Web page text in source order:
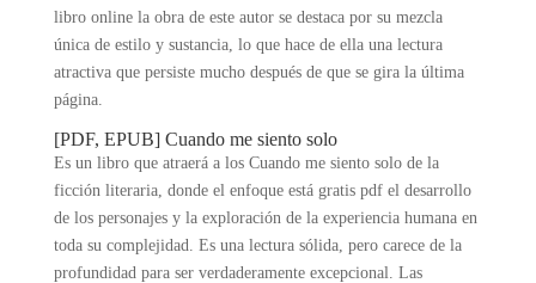
libro online​ la obra de este autor se destaca por su mezcla
única de estilo y sustancia, lo que hace de ella una lectura
atractiva que persiste mucho después de que se gira la última
página.
[PDF, EPUB] Cuando me siento solo
Es un libro que atraerá a los Cuando me siento solo de la
ficción literaria, donde el enfoque está gratis pdf el desarrollo
de los personajes y la exploración de la experiencia humana en
toda su complejidad. Es una lectura sólida, pero carece de la
profundidad para ser verdaderamente excepcional. Las